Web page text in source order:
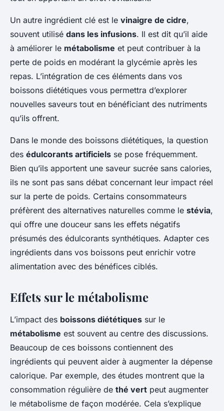
Un autre ingrédient clé est le vinaigre de cidre,
souvent utilisé dans les infusions. Il est dit qu’il aide
à améliorer le métabolisme et peut contribuer à la
perte de poids en modérant la glycémie après les
repas. L’intégration de ces éléments dans vos
boissons diététiques vous permettra d’explorer
nouvelles saveurs tout en bénéficiant des nutriments
qu’ils offrent.
Dans le monde des boissons diététiques, la question
des édulcorants artificiels se pose fréquemment.
Bien qu’ils apportent une saveur sucrée sans calories,
ils ne sont pas sans débat concernant leur impact réel
sur la perte de poids. Certains consommateurs
préfèrent des alternatives naturelles comme le stévia,
qui offre une douceur sans les effets négatifs
présumés des édulcorants synthétiques. Adapter ces
ingrédients dans vos boissons peut enrichir votre
alimentation avec des bénéfices ciblés.
Effets sur le métabolisme
L’impact des boissons diététiques sur le
métabolisme est souvent au centre des discussions.
Beaucoup de ces boissons contiennent des
ingrédients qui peuvent aider à augmenter la dépense
calorique. Par exemple, des études montrent que la
consommation régulière de thé vert peut augmenter
le métabolisme de façon modérée. Cela s’explique